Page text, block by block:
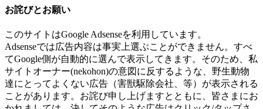
お詫びとお願い
このサイトはGoogle Adsenseを利用しています。
Adsenseでは広告内容は事実上選ぶことができません。すべ
てGoogle側が自動的に選んで表示してきます。そのため、私
サイトオーナー(nekohon)の意図に反するような、野生動物
達にとってよくない広告（害獣駆除会社、等）が表示される
ことがあります。お詫び申し上げますとともに、皆さまにお